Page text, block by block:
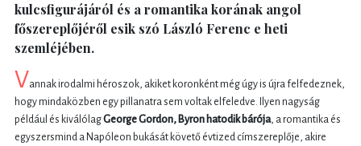
kulcsfigurájáról és a romantika korának angol
főszereplőjéről esik szó László Ferenc e heti
szemléjében.
Vannak irodalmi héroszok, akiket koronként még úgy is újra felfedeznek,
hogy mindaközben egy pillanatra sem voltak elfeledve. Ilyen nagyság
például és kiválólagGeorge Gordon, Byron hatodik bárója, a romantika és
egyszersmind a Napóleon bukását követő évtized címszereplője, akire